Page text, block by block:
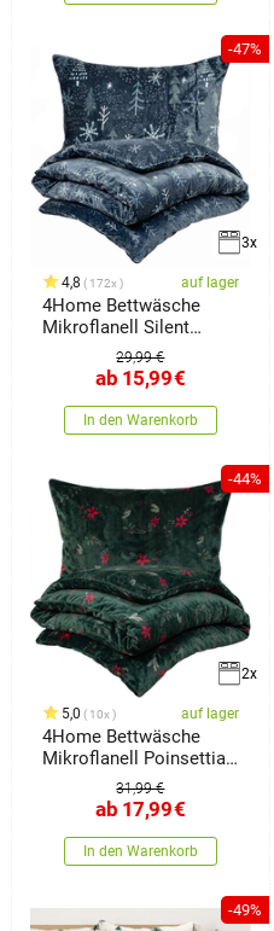
-47%
3x
4,8 172x auf lager
4Home Bettwäsche
Mikroflanell Silent
29,99 €
ab 15,99€
In den Warenkorb
-44%
2x
5,0 10x auf lager
4Home Bettwäsche
Mikroflanell Poinsettia,
31,99 €
ab 17,99€
In den Warenkorb
-49%